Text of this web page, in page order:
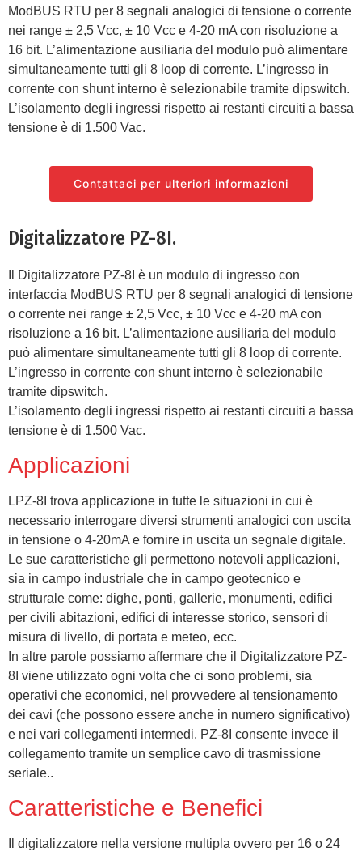
ModBUS RTU per 8 segnali analogici di tensione o corrente
nei range ± 2,5 Vcc, ± 10 Vcc e 4-20 mA con risoluzione a
16 bit. L’alimentazione ausiliaria del modulo può alimentare
simultaneamente tutti gli 8 loop di corrente. L’ingresso in
corrente con shunt interno è selezionabile tramite dipswitch.
L’isolamento degli ingressi rispetto ai restanti circuiti a bassa
tensione è di 1.500 Vac.
Contattaci per ulteriori informazioni
Digitalizzatore PZ-8I.
Il Digitalizzatore PZ-8I è un modulo di ingresso con
interfaccia ModBUS RTU per 8 segnali analogici di tensione
o corrente nei range ± 2,5 Vcc, ± 10 Vcc e 4-20 mA con
risoluzione a 16 bit. L’alimentazione ausiliaria del modulo
può alimentare simultaneamente tutti gli 8 loop di corrente.
L’ingresso in corrente con shunt interno è selezionabile
tramite dipswitch.
L’isolamento degli ingressi rispetto ai restanti circuiti a bassa
tensione è di 1.500 Vac.
Applicazioni
LPZ-8I trova applicazione in tutte le situazioni in cui è
necessario interrogare diversi strumenti analogici con uscita
in tensione o 4-20mA e fornire in uscita un segnale digitale.
Le sue caratteristiche gli permettono notevoli applicazioni,
sia in campo industriale che in campo geotecnico e
strutturale come: dighe, ponti, gallerie, monumenti, edifici
per civili abitazioni, edifici di interesse storico, sensori di
misura di livello, di portata e meteo, ecc.
In altre parole possiamo affermare che il Digitalizzatore PZ-
8I viene utilizzato ogni volta che ci sono problemi, sia
operativi che economici, nel provvedere al tensionamento
dei cavi (che possono essere anche in numero significativo)
e nei vari collegamenti intermedi. PZ-8I consente invece il
collegamento tramite un semplice cavo di trasmissione
seriale..
Caratteristiche e Benefici
Il digitalizzatore nella versione multipla ovvero per 16 o 24